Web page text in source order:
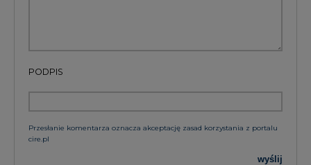
PODPIS
Przesłanie komentarza oznacza akceptację zasad korzystania z portalu
cire.pl
wyślij